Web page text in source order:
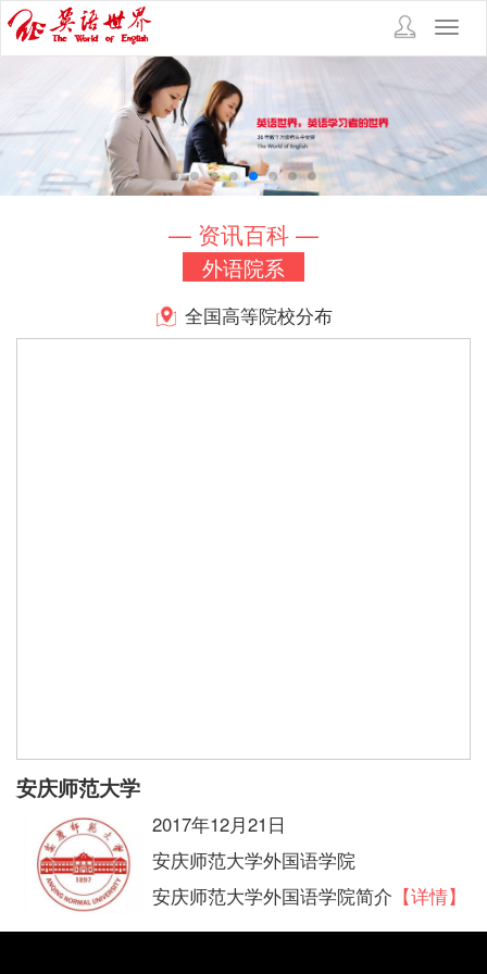
— 资讯百科 —
外语院系
全国高等院校分布
安庆师范大学
2017年12月21日
安庆师范大学外国语学院
安庆师范大学外国语学院简介 【详情】